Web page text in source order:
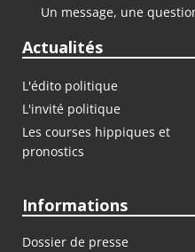
Un message, une
Actualités
L'édito politique
L'invité politique
Les courses hippiques et
pronostics
Informations
Dossier de presse